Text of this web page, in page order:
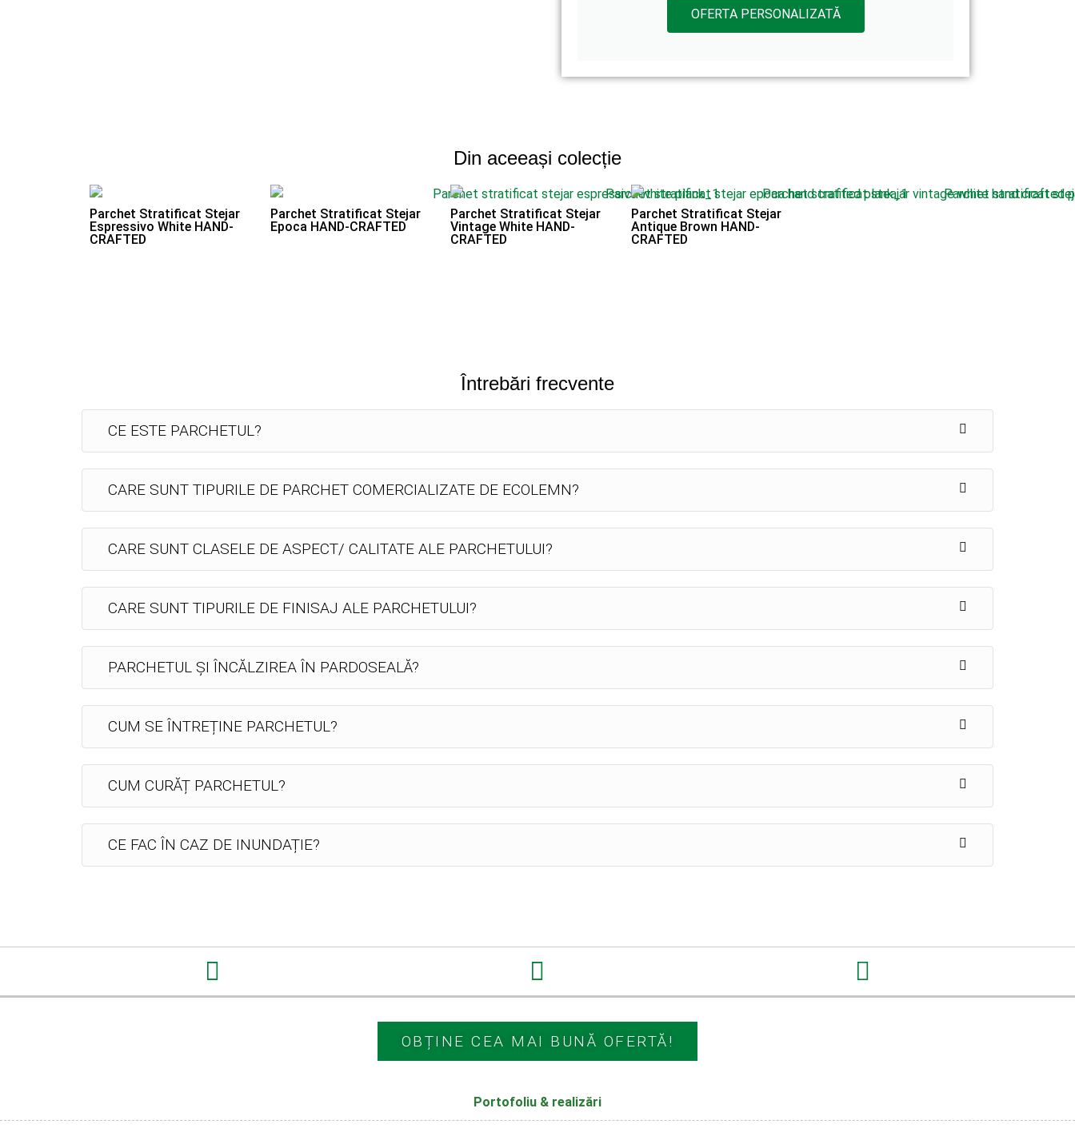
OFERTA PERSONALIZATĂ
Din aceeași colecție
Parchet Stratificat Stejar
Espressivo White HAND-
CRAFTED
Parchet Stratificat Stejar
Epoca HAND-CRAFTED
Parchet Stratificat Stejar
Vintage White HAND-
CRAFTED
Parchet Stratificat Stejar
Antique Brown HAND-
CRAFTED
Întrebări frecvente
CE ESTE PARCHETUL?
CARE SUNT TIPURILE DE PARCHET COMERCIALIZATE DE ECOLEMN?
CARE SUNT CLASELE DE ASPECT/ CALITATE ALE PARCHETULUI?
CARE SUNT TIPURILE DE FINISAJ ALE PARCHETULUI?
PARCHETUL ȘI ÎNCĂLZIREA ÎN PARDOSEALĂ?
CUM SE ÎNTREȚINE PARCHETUL?
CUM CURĂȚ PARCHETUL?
CE FAC ÎN CAZ DE INUNDAȚIE?
OBȚINE CEA MAI BUNĂ OFERTĂ!
Portofoliu & realizări